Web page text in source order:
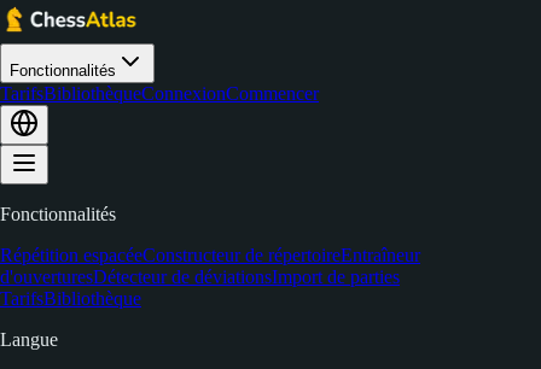
Fonctionnalités
TarifsBibliothèqueConnexionCommencer
Fonctionnalités
Répétition espacéeConstructeur de répertoireEntraîneur
d'ouverturesDétecteur de déviationsImport de parties
TarifsBibliothèque
Langue